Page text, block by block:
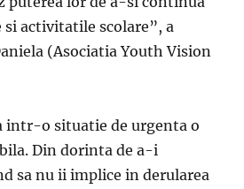
activitatile scolare”, a
(Asociatia Youth Vision
intr-o situatie de urgenta o
Din dorinta de a-i
sa nu ii implice in derularea